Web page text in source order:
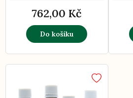
762,00 Kč
Do košíku